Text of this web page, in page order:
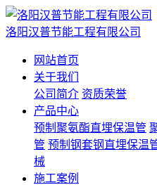
洛阳汉普节能工程有限公司
网站首页
关于我们
公司简介 资质荣誉
产品中心
预制聚氨酯直埋保温管
管 预制钢套钢直埋保温
械
施工案例